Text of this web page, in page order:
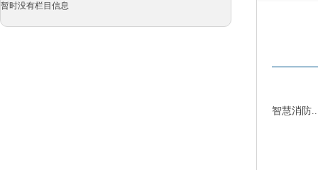
暂时没有栏目信息
智慧消防..